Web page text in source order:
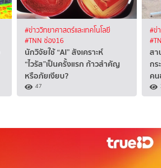
#ข่าววิทยาศาสตร์และเทคโนโลยี
#TNN ช่อง16
นักวิจัยใช้ “AI” สังเคราะห์
“ไวรัส”เป็นครั้งแรก ก้าวสำคัญ
หรือภัยเงียบ?
47
#ข่
สา
กร
ค